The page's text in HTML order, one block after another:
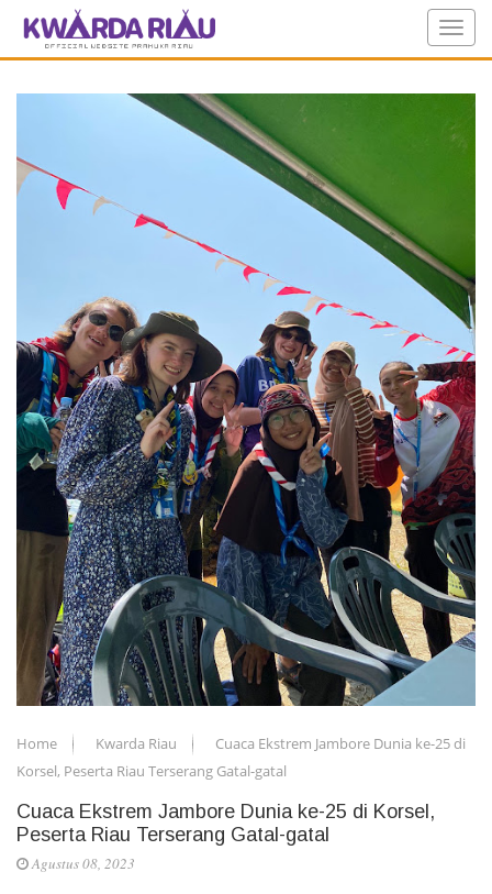
Home Kwarda Riau
Cuaca Ekstrem Jambore Dunia ke-25 di
Korsel, Peserta Riau Terserang Gatal-gatal
Cuaca Ekstrem Jambore Dunia ke-25 di Korsel,
Peserta Riau Terserang Gatal-gatal
Agustus 08, 2023